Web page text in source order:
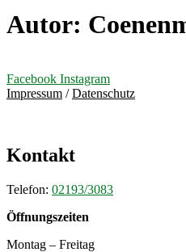
Autor:
Facebook Instagram
Impressum /Datenschutz
Kontakt
Telefon: 02193/3083
Öffnungszeiten
Montag – Freitag